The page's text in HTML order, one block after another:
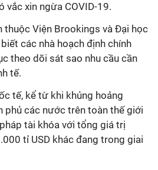
vắc xin ngừa COVID-19.
thuộc Viện Brookings và Đại học
các nhà hoạch định chính
theo dõi sát sao nhu cầu cần
tế.
tế, kể từ khi khủng hoảng
phủ các nước trên toàn thế giới
tài khóa với tổng giá trị
tỉ USD khác đang trong giai